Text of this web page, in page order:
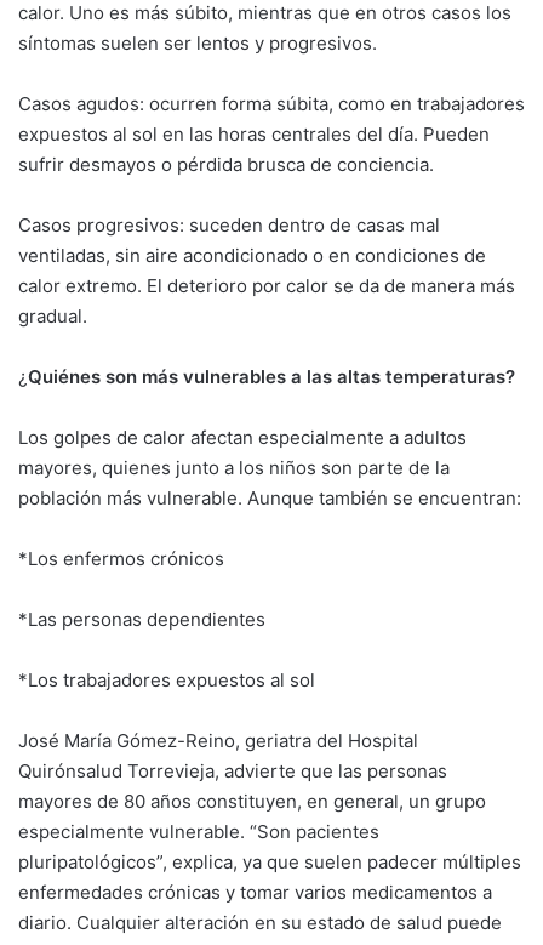
calor. Uno es más súbito, mientras que en otros casos los
síntomas suelen ser lentos y progresivos.
Casos agudos: ocurren forma súbita, como en trabajadores
expuestos al sol en las horas centrales del día. Pueden
sufrir desmayos o pérdida brusca de conciencia.
Casos progresivos: suceden dentro de casas mal
ventiladas, sin aire acondicionado o en condiciones de
calor extremo. El deterioro por calor se da de manera más
gradual.
¿Quiénes son más vulnerables a las altas temperaturas?
Los golpes de calor afectan especialmente a adultos
mayores, quienes junto a los niños son parte de la
población más vulnerable. Aunque también se encuentran:
*Los enfermos crónicos
*Las personas dependientes
*Los trabajadores expuestos al sol
José María Gómez-Reino, geriatra del Hospital
Quirónsalud Torrevieja, advierte que las personas
mayores de 80 años constituyen, en general, un grupo
especialmente vulnerable. “Son pacientes
pluripatológicos”, explica, ya que suelen padecer múltiples
enfermedades crónicas y tomar varios medicamentos a
diario. Cualquier alteración en su estado de salud puede